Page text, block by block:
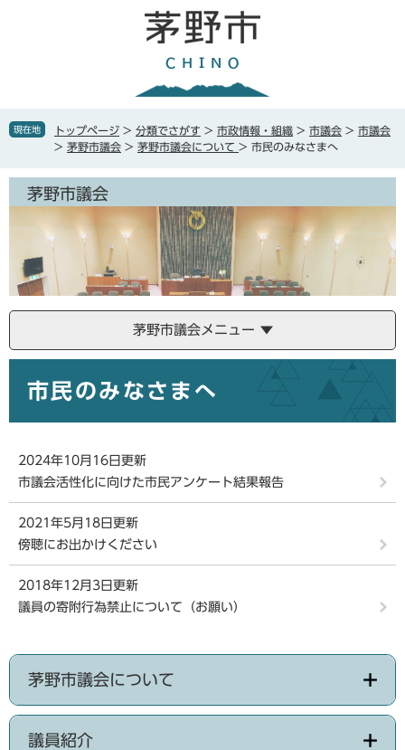
で
ば
本
現在地 トップページ > 分類でさがす > 市政情報・組織 > 市議会 > 市議会
> 茅野市議会 > 茅野市議会について > 市民のみなさまへ
茅野市議会
茅野市議会メニュー
市民のみなさまへ
2024年10月16日更新
市議会活性化に向けた市民アンケート結果報告
2021年5月18日更新
傍聴にお出かけください
2018年12月3日更新
議員の寄附行為禁止について（お願い）
茅野市議会について
議員紹介